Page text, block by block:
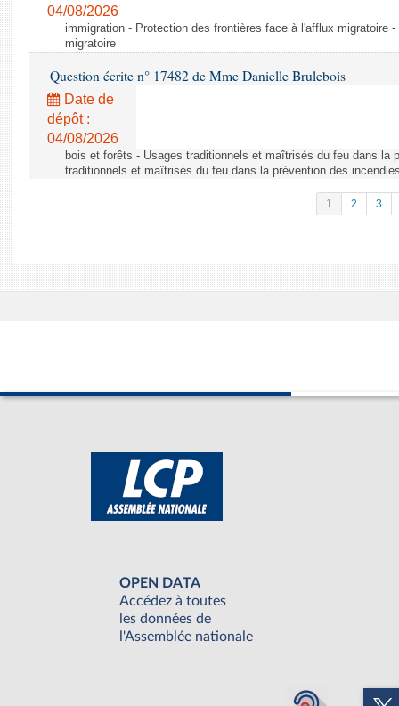
04/08/2026
immigration - Protection des frontières face à l'afflux migratoire
migratoire
Question écrite n° 17482 de Mme Danielle Brulebois
Date de
dépôt :
04/08/2026
bois et forêts - Usages traditionnels et maîtrisés du feu dans la
traditionnels et maîtrisés du feu dans la prévention des
1 2 3
OPEN DATA
Accédez à toutes
les données de
l'Assemblée nationale